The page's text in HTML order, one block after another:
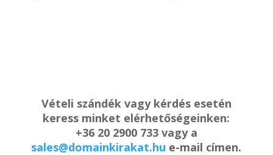
Vételi szándék vagy kérdés esetén
keress minket elérhetőségeinken:
+36 20 2900 733 vagy a
sales@domainkirakat.hu e-mail címen.